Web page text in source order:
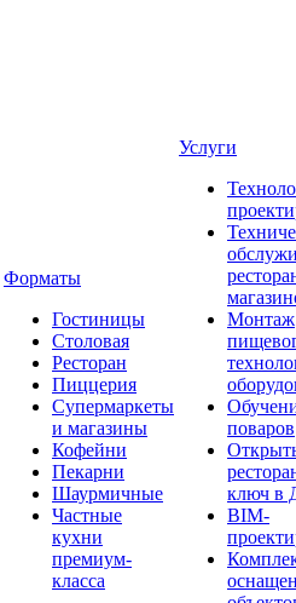
Форматы
Гостиницы
Столовая
Ресторан
Пиццерия
Супермаркеты
и магазины
Кофейни
Пекарни
Шаурмичные
Частные
кухни
премиум-
класса
Услуги
Монтаж
поваров
ключ в
BIM-